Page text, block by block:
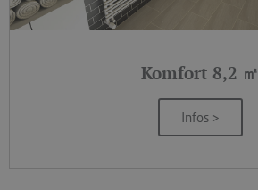
Komfort 8,2 ㎡
Infos >